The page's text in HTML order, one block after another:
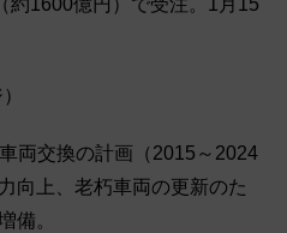
約1600億円）で受注。1月15
両交換の計画（2015～2024
向上、老朽車両の更新のた
備。